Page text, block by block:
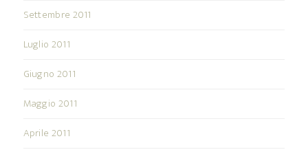
Settembre 2011
Luglio 2011
Giugno 2011
Maggio 2011
Aprile 2011